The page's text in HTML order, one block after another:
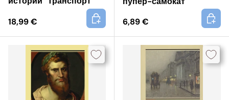
18,99 €
+
6,89 €
+